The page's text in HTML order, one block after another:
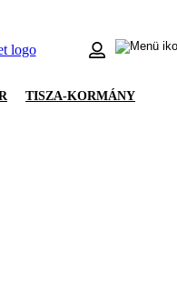
TISZA-KORMÁNY